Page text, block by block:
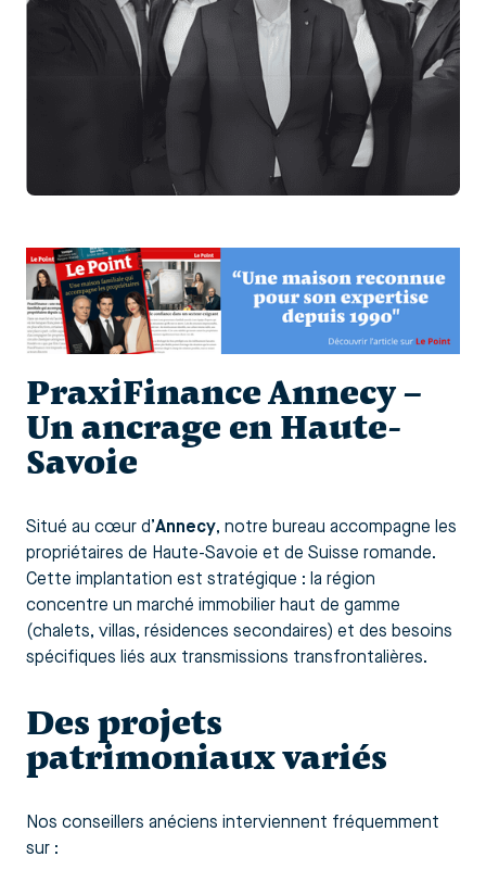
PraxiFinance Annecy –
Un ancrage en Haute-
Savoie
Situé au cœur d’Annecy, notre bureau accompagne les
propriétaires de Haute-Savoie et de Suisse romande.
Cette implantation est stratégique : la région
concentre un marché immobilier haut de gamme
(chalets, villas, résidences secondaires) et des besoins
spécifiques liés aux transmissions transfrontalières.
Des projets
patrimoniaux variés
Nos conseillers anéciens interviennent fréquemment
sur :